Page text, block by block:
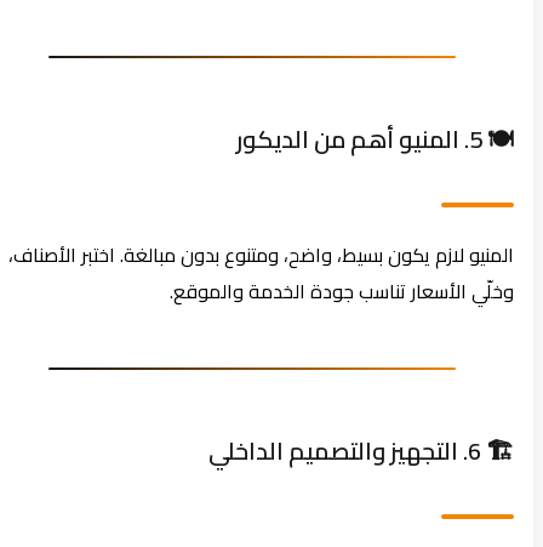
🍽️ 5. المنيو أهم من الديكور
المنيو لازم يكون بسيط، واضح، ومتنوع بدون مبالغة. اختبر الأصناف،
وخلّي الأسعار تناسب جودة الخدمة والموقع.
🏗️ 6. التجهيز والتصميم الداخلي